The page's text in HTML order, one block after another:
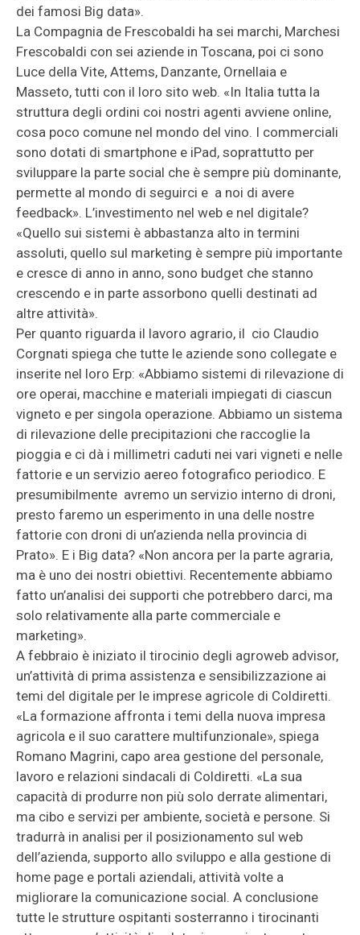
dei famosi Big data».
La Compagnia de Frescobaldi ha sei marchi, Marchesi
Frescobaldi con sei aziende in Toscana, poi ci sono
Luce della Vite, Attems, Danzante, Ornellaia e
Masseto, tutti con il loro sito web. «In Italia tutta la
struttura degli ordini coi nostri agenti avviene online,
cosa poco comune nel mondo del vino. I commerciali
sono dotati di smartphone e iPad, soprattutto per
sviluppare la parte social che è sempre più dominante,
permette al mondo di seguirci e a noi di avere
feedback». L’investimento nel web e nel digitale?
«Quello sui sistemi è abbastanza alto in termini
assoluti, quello sul marketing è sempre più importante
e cresce di anno in anno, sono budget che stanno
crescendo e in parte assorbono quelli destinati ad
altre attività».
Per quanto riguarda il lavoro agrario, il cio Claudio
Corgnati spiega che tutte le aziende sono collegate e
inserite nel loro Erp: «Abbiamo sistemi di rilevazione di
ore operai, macchine e materiali impiegati di ciascun
vigneto e per singola operazione. Abbiamo un sistema
di rilevazione delle precipitazioni che raccoglie la
pioggia e ci dà i millimetri caduti nei vari vigneti e nelle
fattorie e un servizio aereo fotografico periodico. E
presumibilmente avremo un servizio interno di droni,
presto faremo un esperimento in una delle nostre
fattorie con droni di un’azienda nella provincia di
Prato». E i Big data? «Non ancora per la parte agraria,
ma è uno dei nostri obiettivi. Recentemente abbiamo
fatto un’analisi dei supporti che potrebbero darci, ma
solo relativamente alla parte commerciale e
marketing».
A febbraio è iniziato il tirocinio degli agroweb advisor,
un’attività di prima assistenza e sensibilizzazione ai
temi del digitale per le imprese agricole di Coldiretti.
«La formazione affronta i temi della nuova impresa
agricola e il suo carattere multifunzionale», spiega
Romano Magrini, capo area gestione del personale,
lavoro e relazioni sindacali di Coldiretti. «La sua
capacità di produrre non più solo derrate alimentari,
ma cibo e servizi per ambiente, società e persone. Si
tradurrà in analisi per il posizionamento sul web
dell’azienda, supporto allo sviluppo e alla gestione di
home page e portali aziendali, attività volte a
migliorare la comunicazione social. A conclusione
tutte le strutture ospitanti sosterranno i tirocinanti